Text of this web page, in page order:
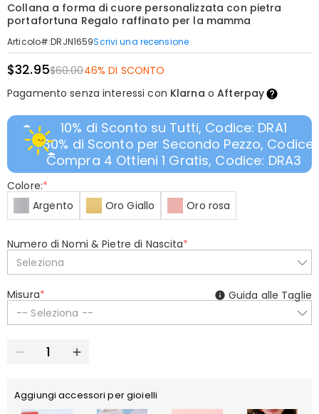
Collana a forma di cuore personalizzata con pietra
portafortuna Regalo raffinato per la mamma
Articolo#:DRJN1659Scrivi una recensione
$32.95$60.0046% DI SCONTO
Pagamento senza interessi con Klarna oAfterpay
10% di Sconto su Tutti, Codice: DRA1
30% di Sconto per Secondo Pezzo, Codice:
Compra 4 Ottieni 1 Gratis, Codice: DRA3
Colore:*
Argento
Oro Giallo Oro rosa
Numero di Nomi & Pietre di Nascita*
Seleziona
Misura*
-- Seleziona --
Guida alle Taglie
Aggiungi accessori per gioielli